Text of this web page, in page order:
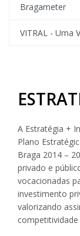
Bragameter
VITRAL - Uma
A Estratégia +
Plano
Braga 2014 –
privado e
vocacionadas
investimento
valorizando